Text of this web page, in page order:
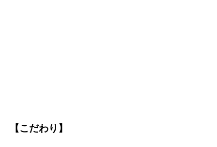
【こだわり】